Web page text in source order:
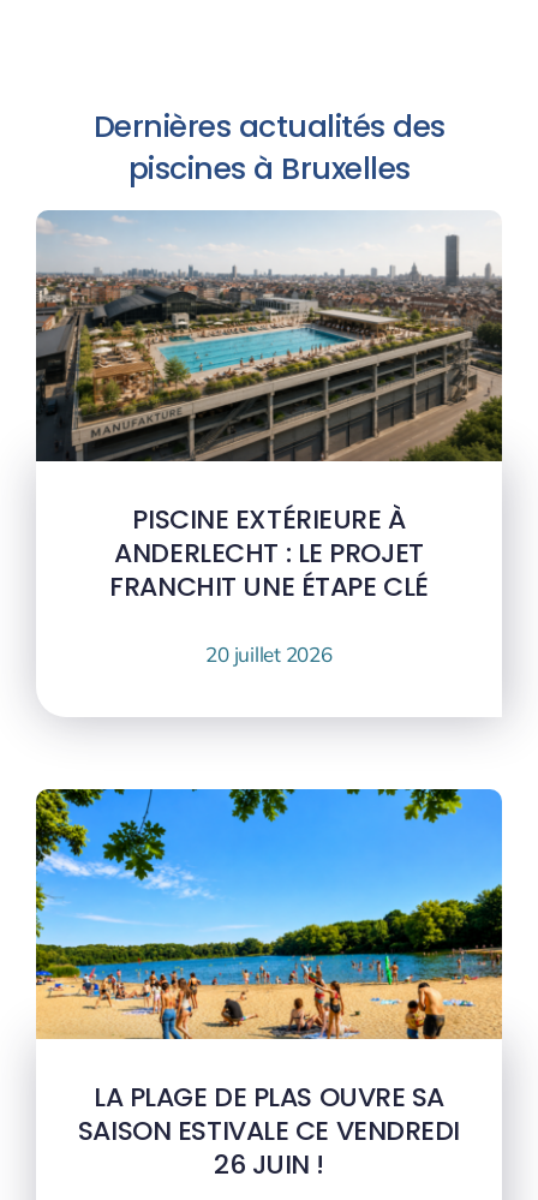
Dernières actualités des
piscines à Bruxelles
PISCINE EXTÉRIEURE À
ANDERLECHT : LE PROJET
FRANCHIT UNE ÉTAPE CLÉ
20 juillet 2026
LA PLAGE DE PLAS OUVRE SA
SAISON ESTIVALE CE VENDREDI
26 JUIN !